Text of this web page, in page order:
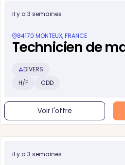
il y a 3 semaines
84170 MONTEUX, FRANCE
Technicien de
DIVERS
H/F
CDD
Voir l'offre
il y a 3 semaines